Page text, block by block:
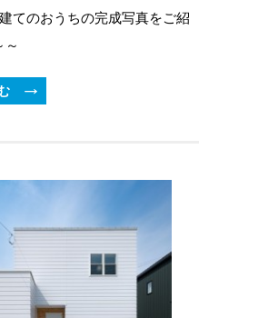
てのおうちの完成写真をご紹
～